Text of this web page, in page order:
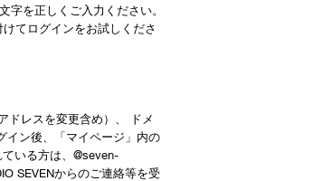
を正しくご入力ください。
てログインをお試しくださ
ドレスを変更含め）、 ドメ
イン後、「マイページ」内の
いる方は、@seven-
SEVENからのご連絡等を受